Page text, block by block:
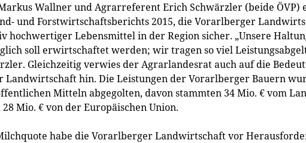
Wallner und Agrarreferent Erich Schwärzler (beide
und Forstwirtschaftsberichts 2015, die Vorarlberger
hochwertiger Lebensmittel in der Region sicher. „Unsere
soll erwirtschaftet werden; wir tragen so viel
Gleichzeitig verwies der Agrarlandesrat auch auf die
Landwirtschaft hin. Die Leistungen der Vorarlberger Bauern
Mitteln abgegolten, davon stammten 34 Mio. € vom
Mio. € von der Europäischen Union.
habe die Vorarlberger Landwirtschaft vor